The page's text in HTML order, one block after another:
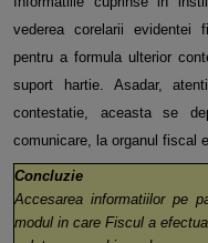
vederea corelarii evidentei
pentru a formula ulterior
suport hartie. Asadar,
contestatie, aceasta se
comunicare, la organul fiscal
Concluzie
Accesarea informatiilor pe
modul in care Fiscul a